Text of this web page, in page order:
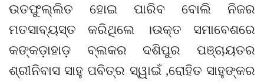
ଉତଫୁଲ୍ଲିତ ହୋଇ ପାରିବ ବୋଲି ନିଜର
ମତସାବ୍ୟସ୍ତ କରିଥିଲେ ।ଉକ୍ତ ସମାବେଶରେ
କଙ୍କଡ଼ାହାଡ଼ ବ୍ଲକର ଦଶିପୁର ପଞ୍ଚାୟତର
ଶ୍ରୀନିବାସ ସାହୁ ପବିତ୍ର ସ୍ୱାଇଁ ,ରୋହିତ ସାହୁଙ୍କର